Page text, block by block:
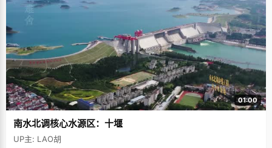
01:00
南水北调核心水源区：十堰
UP主: LAO胡